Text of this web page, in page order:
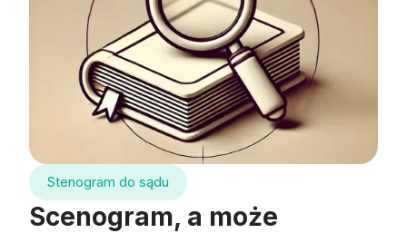
Stenogram do sądu
Scenogram, a może